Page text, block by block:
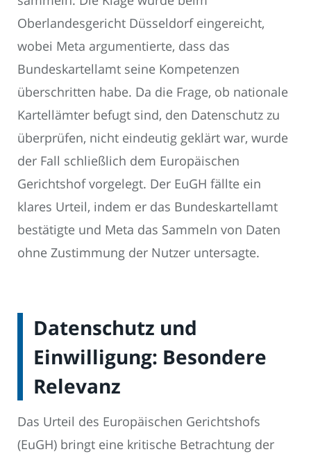
Oberlandesgericht Düsseldorf eingereicht,
wobei Meta argumentierte, dass das
Bundeskartellamt seine Kompetenzen
überschritten habe. Da die Frage, ob nationale
Kartellämter befugt sind, den Datenschutz zu
überprüfen, nicht eindeutig geklärt war, wurde
der Fall schließlich dem Europäischen
Gerichtshof vorgelegt. Der EuGH fällte ein
klares Urteil, indem er das Bundeskartellamt
bestätigte und Meta das Sammeln von Daten
ohne Zustimmung der Nutzer untersagte.
Datenschutz und
Einwilligung: Besondere
Relevanz
Das Urteil des Europäischen Gerichtshofs
(EuGH) bringt eine kritische Betrachtung der